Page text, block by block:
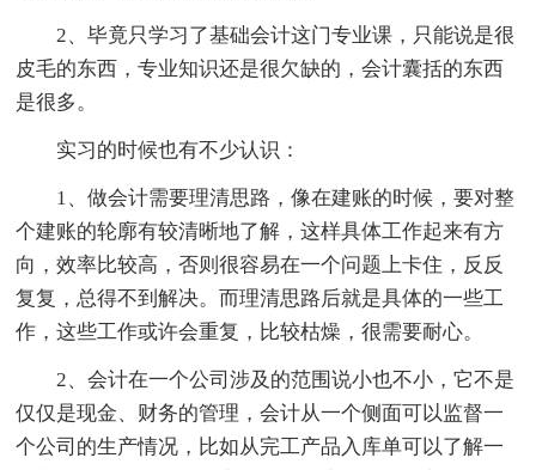
2、毕竟只学习了基础会计这门专业课，只能说是很
皮毛的东西，专业知识还是很欠缺的，会计囊括的东西
是很多。
实习的时候也有不少认识：
1、做会计需要理清思路，像在建账的时候，要对整
个建账的轮廓有较清晰地了解，这样具体工作起来有方
向，效率比较高，否则很容易在一个问题上卡住，反反
复复，总得不到解决。而理清思路后就是具体的一些工
作，这些工作或许会重复，比较枯燥，很需要耐心。
2、会计在一个公司涉及的范围说小也不小，它不是
仅仅是现金、财务的管理，会计从一个侧面可以监督一
个公司的生产情况，比如从完工产品入库单可以了解一